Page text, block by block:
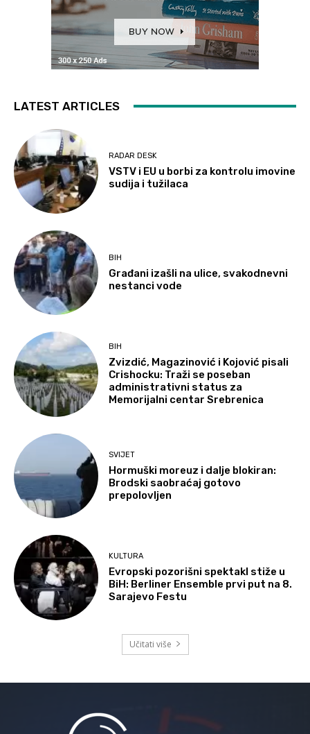
LATEST ARTICLES
RADAR DESK
VSTV i EU u borbi za kontrolu imovine
sudija i tužilaca
BIH
Građani izašli na ulice, svakodnevni
nestanci vode
BIH
Zvizdić, Magazinović i Kojović pisali
Crishocku: Traži se poseban
administrativni status za
Memorijalni centar Srebrenica
SVIJET
Hormuški moreuz i dalje blokiran:
Brodski saobraćaj gotovo
prepolovljen
KULTURA
Evropski pozorišni spektakl stiže u
BiH: Berliner Ensemble prvi put na 8.
Sarajevo Festu
Učitati više